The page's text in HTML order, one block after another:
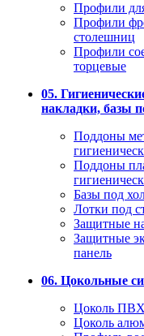
Профили
Профили
столешниц
Профили
торцевые
05.
накладки, базы
Поддоны
Поддоны
Базы под
Лотки под
Защитные
Защитные
панель
06. Цокольные
Цоколь ПВХ
Цоколь